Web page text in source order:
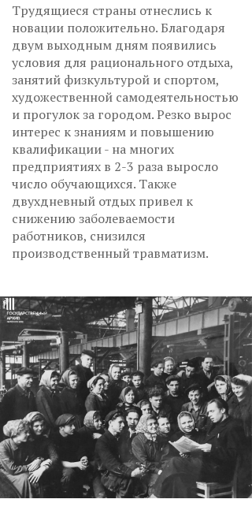
Трудящиеся страны отнеслись к
новации положительно. Благодаря
двум выходным дням появились
условия для рационального отдыха,
занятий физкультурой и спортом,
художественной самодеятельностью
и прогулок за городом. Резко вырос
интерес к знаниям и повышению
квалификации - на многих
предприятиях в 2-3 раза выросло
число обучающихся. Также
двухдневный отдых привел к
снижению заболеваемости
работников, снизился
производственный травматизм.